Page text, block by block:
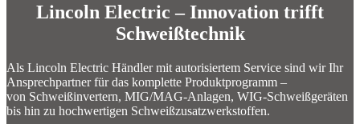
Lincoln Electric – Innovation trifft
Schweißtechnik
Als Lincoln Electric Händler mit autorisiertem Service sind wir Ihr
Ansprechpartner für das komplette Produktprogramm –
von Schweißinvertern, MIG/MAG-Anlagen, WIG-Schweißgeräten
bis hin zu hochwertigen Schweißzusatzwerkstoffen.